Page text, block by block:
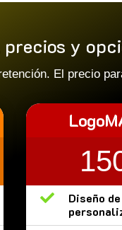
y
El precio

Diseño